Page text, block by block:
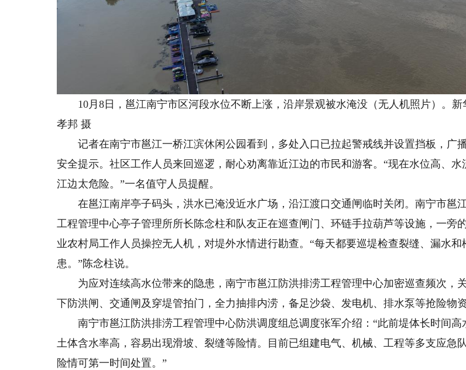
10月8日，邕江南宁市区河段水位不断上涨，沿岸景观被水淹没（无人机照片）。新
孝邦 摄
记者在南宁市邕江一桥江滨休闲公园看到，多处入口已拉起警戒线并设置挡板，广
安全提示。社区工作人员来回巡逻，耐心劝离靠近江边的市民和游客。“现在水位高、水
江边太危险。”一名值守人员提醒。
在邕江南岸亭子码头，洪水已淹没近水广场，沿江渡口交通闸临时关闭。南宁市邕
工程管理中心亭子管理所所长陈念柱和队友正在巡查闸门、环链手拉葫芦等设施，一旁
业农村局工作人员操控无人机，对堤外水情进行勘查。“每天都要巡堤检查裂缝、漏水和
患。”陈念柱说。
为应对连续高水位带来的隐患，南宁市邕江防洪排涝工程管理中心加密巡查频次，
下防洪闸、交通闸及穿堤管拍门，全力抽排内涝，备足沙袋、发电机、排水泵等抢险物资
南宁市邕江防洪排涝工程管理中心防洪调度组总调度张军介绍：“此前堤体长时间高
土体含水率高，容易出现滑坡、裂缝等险情。目前已组建电气、机械、工程等多支应急
险情可第一时间处置。”